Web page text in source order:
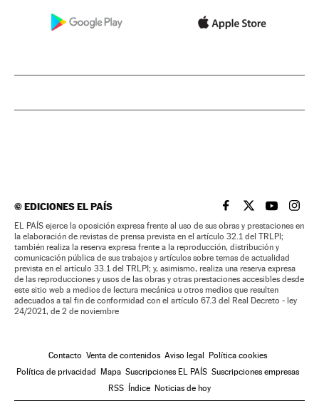
©EDICIONES EL PAÍS EL PAÍS BRASIL EN
EL PAÍSEL PAÍS
EL
EL PAÍS ejerce la oposición expresa frente al uso de sus obras y prestaciones en
la elaboración de revistas de prensa prevista en el artículo 32.1 del TRLPI;
también realiza la reserva expresa frente a la reproducción, distribución y
comunicación pública de sus trabajos y artículos sobre temas de actualidad
prevista en el artículo 33.1 del TRLPI; y, asimismo, realiza una reserva expresa
de las reproducciones y usos de las obras y otras prestaciones accesibles desde
este sitio web a medios de lectura mecánica u otros medios que resulten
adecuados a tal fin de conformidad con el artículo 67.3 del Real Decreto - ley
24/2021, de 2 de noviembre
Contacto Venta de contenidos Aviso legal Política cookies
Política de privacidad Mapa Suscripciones EL PAÍS Suscripciones empresas
RSS Índice Noticias de hoy